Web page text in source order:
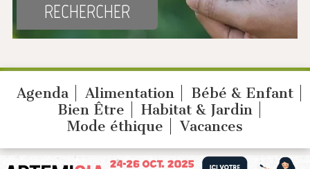
Agenda Alimentation
Bébé & Enfant
Bien Être
Habitat & Jardin
Mode éthique
Vacances